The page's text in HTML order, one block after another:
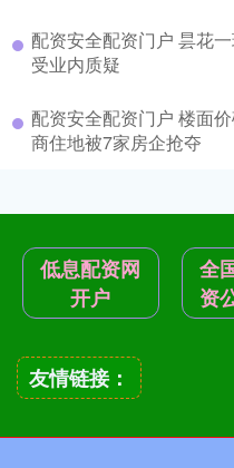
配资安全配资门户 昙花
受业内质疑
配资安全配资门户 楼面
商住地被7家房企抢夺
低息配资网
开户
全
资
友情链接：